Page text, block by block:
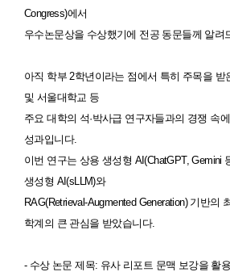
Congress)에서
우수논문상을 수상했기에 전공 동문들께 알려
아직 학부 2학년이라는 점에서 특히 주목을 받
및 서울대학교 등
주요 대학의 석·박사급 연구자들과의 경쟁 속
성과입니다.
이번 연구는 상용 생성형 AI(ChatGPT, Gemini
생성형 AI(sLLM)와
RAG(Retrieval-Augmented Generation) 기반의
학계의 큰 관심을 받았습니다.
- 수상 논문 제목: 유사 리포트 문맥 보강을 활